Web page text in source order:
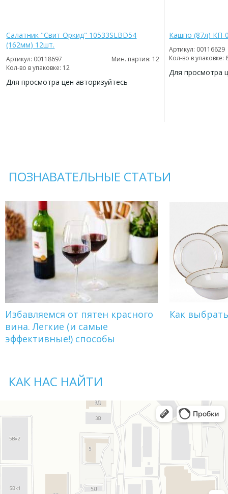
Салатник "Свит Оркид" 10533SLBD54
(162мм) 12шт.
Артикул: 00118697
Мин. партия: 12
Кол-во в упаковке: 12
Для просмотра цен авторизуйтесь
Кашпо (87л) КП-
Артикул: 00116629
Кол-во в упаковке:
Для просмотра
ПОЗНАВАТЕЛЬНЫЕ СТАТЬИ
Избавляемся от пятен красного
вина. Легкие (и самые
эффективные!) способы
Как
КАК НАС НАЙТИ